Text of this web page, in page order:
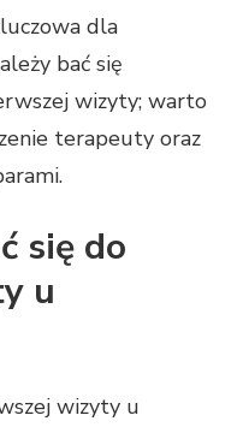
dla
bać się
wizyty; warto
terapeuty oraz
się do
u
wizyty u